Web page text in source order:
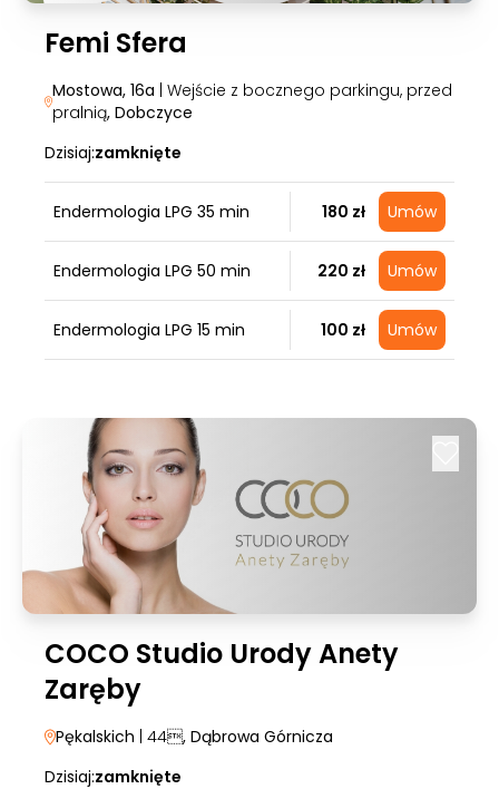
Femi Sfera
Mostowa, 16a | Wejście z bocznego parkingu, przed
pralnią, Dobczyce
Dzisiaj:zamknięte
Endermologia LPG 35 min 180 zł Umów
Endermologia LPG 50 min 220 zł Umów
Endermologia LPG 15 min 100 zł Umów
COCO Studio Urody Anety
Zaręby
Pękalskich | 44, Dąbrowa Górnicza
Dzisiaj:zamknięte